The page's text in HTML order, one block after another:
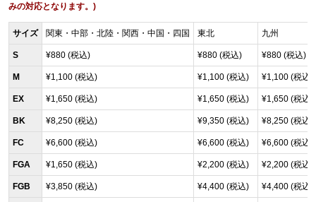
みの対応となります。)
サイズ 関東・中部・北陸・関西・中国・四国 東北 九州
S ¥880 (税込) ¥880 (税込) ¥880 (税込)
M ¥1,100 (税込) ¥1,100 (税込) ¥1,100 (税込)
EX ¥1,650 (税込) ¥1,650 (税込) ¥1,650 (税込)
BK ¥8,250 (税込) ¥9,350 (税込) ¥8,250 (税込)
FC ¥6,600 (税込) ¥6,600 (税込) ¥6,600 (税込)
FGA ¥1,650 (税込) ¥2,200 (税込) ¥2,200 (税込)
FGB ¥3,850 (税込) ¥4,400 (税込) ¥4,400 (税込)